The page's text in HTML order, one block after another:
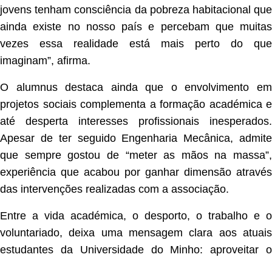
jovens tenham consciência da pobreza habitacional que
ainda existe no nosso país e percebam que muitas
vezes essa realidade está mais perto do que
imaginam”, afirma.
O alumnus destaca ainda que o envolvimento em
projetos sociais complementa a formação académica e
até desperta interesses profissionais inesperados.
Apesar de ter seguido Engenharia Mecânica, admite
que sempre gostou de “meter as mãos na massa”,
experiência que acabou por ganhar dimensão através
das intervenções realizadas com a associação.
Entre a vida académica, o desporto, o trabalho e o
voluntariado, deixa uma mensagem clara aos atuais
estudantes da Universidade do Minho: aproveitar o